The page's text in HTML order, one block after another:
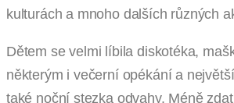
kulturách a mnoho dalších různých
Dětem se velmi líbila diskotéka,
některým i večerní opékání a
také noční stezka odvahy. Méně